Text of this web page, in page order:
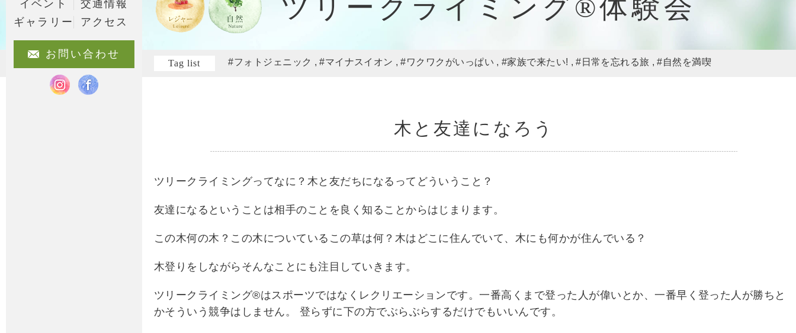
イベント
交通情報
ギャラリー
アクセス
お問い合わせ
ツリークライミング®体験会
Tag list #フォトジェニック #マイナスイオン #ワクワクがいっぱい #家族で来たい! #日常を忘れる旅 #自然を満喫
木と友達になろう
ツリークライミングってなに？ 木と友だちになるってどういうこと？
友達になるということは相手のことを良く知ることからはじまります。
この木何の木？この木についているこの草は何？木はどこに住んでいて、木にも何かが住んでいる？
木登りをしながらそんなことにも注目していきます。
ツリークライミング®はスポーツではなくレクリエーションです。一番高くまで登った人が偉いとか、一番早く登った人が勝ちと
かそういう競争はしません。 登らずに下の方でぶらぶらするだけでもいいんです。